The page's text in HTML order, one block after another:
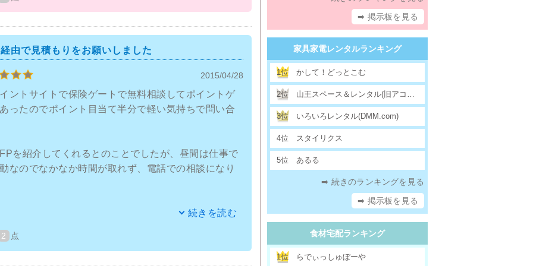
なところまでつっこんでくるのかという内容もあり
いた保険ですが、プランナーさんに話してみると、
ほど、保険には種類があり、様々なニーズに対応し
ました。
リット・デメリットを話してくれたので、選びやす
て、生命保険を契約することにしました。
いのと一回一回の相談時間がとても長く感じまし
由で見積もりをお願いしました
2015/04/28
ントサイトで保険ゲートで無料相談してポイントゲ
ったのでポイント目当て半分で軽い気持ちで問い合
を紹介してくれるとのことでしたが、昼間は仕事で
なのでなかなか時間が取れず、電話での相談になり
積もりをだしてくれメールで送ってもらったのは良い
手のテンポで話が進んでしまい、あまり保険内容に
状態で電話相談が終わりました。
続きを読む
2 点
➡ 掲示板を見る
家具家電レンタルランキング
1位 かして！どっとこむ
2位 山王スペース＆レンタル(旧アコムレンタル)
3位 いろいろレンタル(DMM.com)
4位 スタイリクス
5位 あるる
➡ 続きのランキングを見る
➡ 掲示板を見る
食材宅配ランキング
1位 らでぃっしゅぼーや